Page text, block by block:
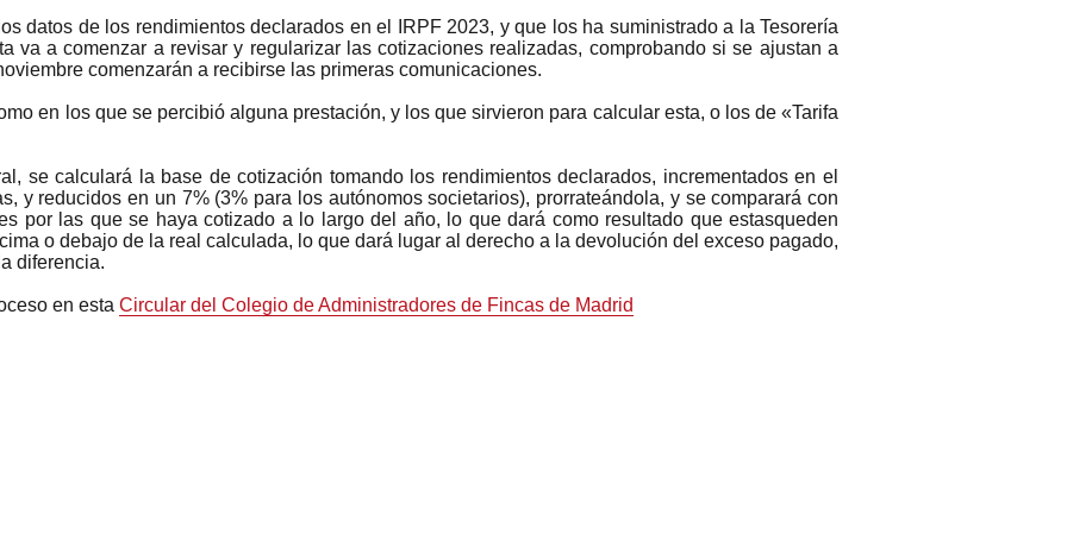
datos de los rendimientos declarados en el IRPF 2023, y que los ha suministrado a la Tesorería
va a comenzar a revisar y regularizar las cotizaciones realizadas, comprobando si se ajustan a
comenzarán a recibirse las primeras comunicaciones.
en los que se percibió alguna prestación, y los que sirvieron para calcular esta, o los de «Tarifa
se calculará la base de cotización tomando los rendimientos declarados, incrementados en el
y reducidos en un 7% (3% para los autónomos societarios), prorrateándola, y se comparará con
por las que se haya cotizado a lo largo del año, lo que dará como resultado que estasqueden
o debajo de la real calculada, lo que dará lugar al derecho a la devolución del exceso pagado,
diferencia.
en esta Circular del Colegio de Administradores de Fincas de Madrid